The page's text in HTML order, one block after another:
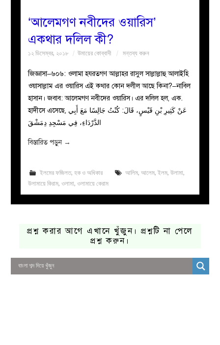
নারীদের
পাতা
মজলিস
প্রশ্ন
করুন
‘আলেমগণ নবীদের ওয়ারিস’
একথার দলিল কী?
১২ ডিসেম্বর, ২০১৮ উমায়ের কোব্বাদী মন্তব্য করুন
জিজ্ঞাসা–৬০৬: ওলামা হযরতগণ আল্লাহর রাসুল সাল্লাল্লাহু আলাইহি
ওয়াসাল্লাম এর ওয়ারিস এই কথার কোন দলীল আছে কিনা?–নাবিল
হাসান। জবাব: আলেমগণ নবীদের ওয়ারিস। এর দলিল হল, এক.
হাদীসে এসেছে, عَنْ كَثِيرِ بْنِ قَيْسٍ، قَالَ: كُنْتُ جَالِسًا مَعَ أَبِي
الدَّرْدَاءِ، فِي مَسْجِدِ دِمَشْقَ
বিস্তারিত পড়ুন →
ইলমের ফজিলত, হক ও অধিকার আলিম, আলেম, ইলম, উলামা,
উলামায়ে কিরাম,ওলামা,ওলামায়ে কেরাম
প্রশ্ন করার আগে এখানে খুঁজুন। প্রশ্নটি না পেলে
প্রশ্ন করুন।